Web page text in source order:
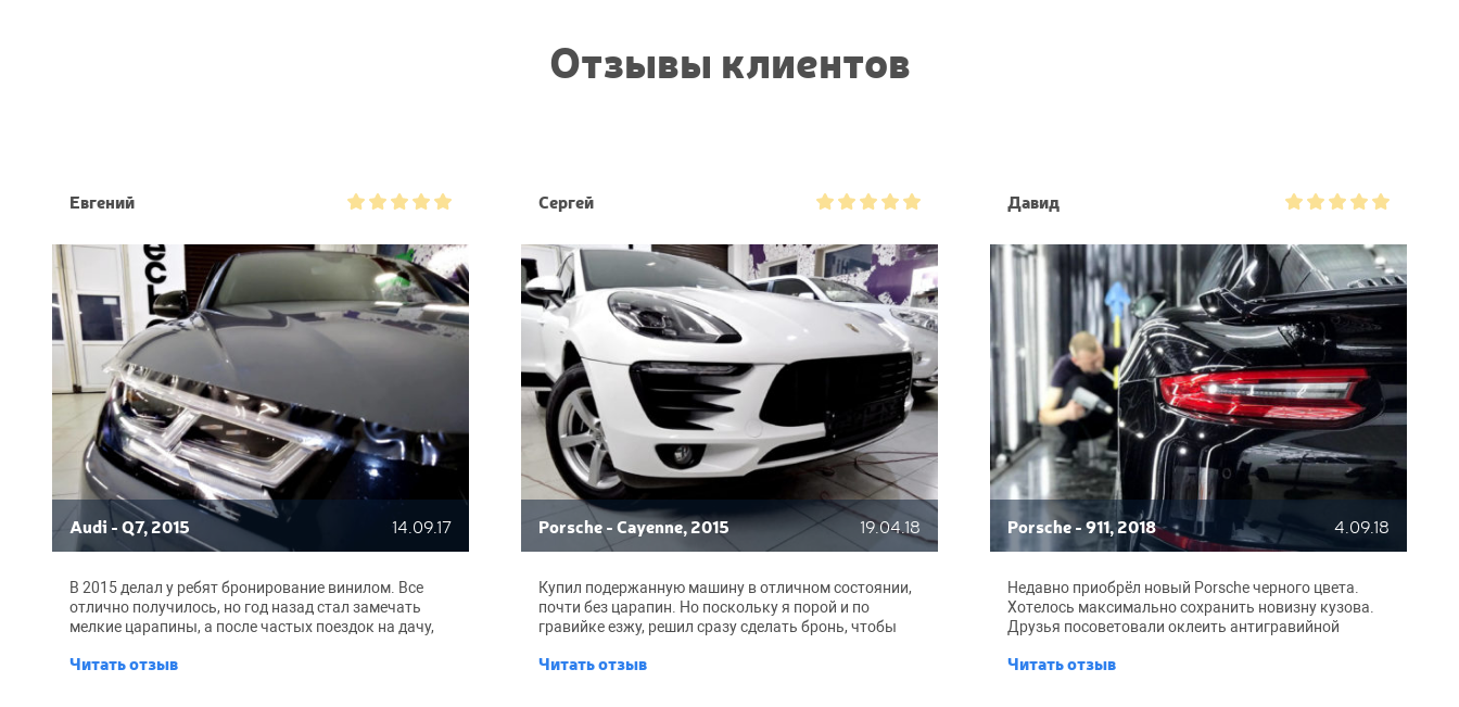
Отзывы клиентов
Евгений
Audi - Q7, 2015 14.09.17
В 2015 делал у ребят бронирование винилом. Все
отлично получилось, но год назад стал замечать
мелкие царапины, а после частых поездок на дачу,
бронирование повторно, но уже пленкой Suntek:
Читать отзыв
Сергей
Porsche - Cayenne, 2015 19.04.18
Купил подержанную машину в отличном состоянии,
почти без царапин. Но поскольку я порой и по
гравийке езжу, решил сразу сделать бронь, чтобы
сайтам, почитал отзывы, в итоге выбрал BroCar.
Читать отзыв
Давид
Porsche - 911, 2018 4.09.18
Недавно приобрёл новый Porsche черного цвета.
Хотелось максимально сохранить новизну кузова.
Друзья посоветовали оклеить антигравийной
вложиться чем иметь посеченную сколами машину и
Читать отзыв